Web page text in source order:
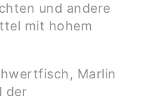
und andere
mit hohem
Marlin
der